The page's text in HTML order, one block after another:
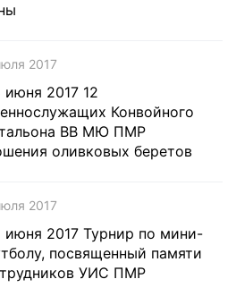
2017
июня 2017 12
Конвойного
ВВ МЮ ПМР
оливковых беретов
2017
июня 2017 Турнир по мини-
посвященный памяти
УИС ПМР